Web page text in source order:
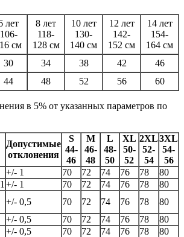
лет
106-
см
8 лет
118-
128 см
10 лет
130-
140 см
12 лет
142-
152 см
14 лет
154-
164 см
30 34 38 42
46
44 48 52 56 60
в 5% от указанных параметров по
Допустимые
отклонения
S
44-
46
M
46-
48
L
48-
50
XL
50-
52
2XL
52-
54
3XL
54-
56
+/- 1 70 72 74 76 78
80
+/- 1 70 72 74 76 78
80
+/- 0,5 70 72 74 76 78
80
+/- 0,5 70 72 74 76 78
80
+/- 0,5 70 72 74 76 78
80